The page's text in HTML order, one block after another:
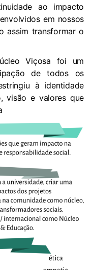
ao impacto
em nossos
assim transformar o
Viçosa foi um
de todos os
à identidade
visão e valores que